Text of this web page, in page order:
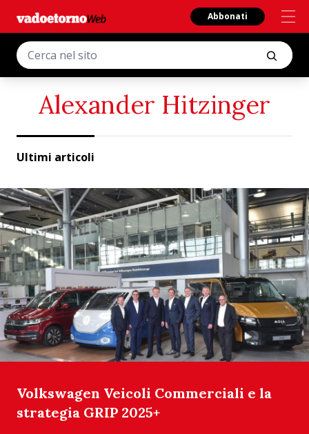
Abbonati
Alexander Hitzinger
Ultimi articoli
Volkswagen Veicoli Commerciali e la
strategia GRIP 2025+